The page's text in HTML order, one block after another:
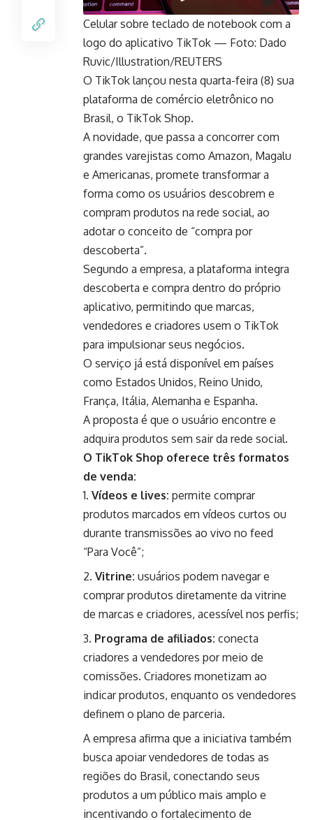
Celular sobre teclado de notebook com a
logo do aplicativo TikTok — Foto: Dado
Ruvic/Illustration/REUTERS
O TikTok lançou nesta quarta-feira (8) sua
plataforma de comércio eletrônico no
Brasil, o TikTok Shop.
A novidade, que passa a concorrer com
grandes varejistas como Amazon, Magalu
e Americanas, promete transformar a
forma como os usuários descobrem e
compram produtos na rede social, ao
adotar o conceito de “compra por
descoberta”.
Segundo a empresa, a plataforma integra
descoberta e compra dentro do próprio
aplicativo, permitindo que marcas,
vendedores e criadores usem o TikTok
para impulsionar seus negócios.
O serviço já está disponível em países
como Estados Unidos, Reino Unido,
França, Itália, Alemanha e Espanha.
A proposta é que o usuário encontre e
adquira produtos sem sair da rede social.
O TikTok Shop oferece três formatos
de venda:
Vídeos e lives: permite comprar
produtos marcados em vídeos curtos ou
durante transmissões ao vivo no feed
“Para Você”;
Vitrine: usuários podem navegar e
comprar produtos diretamente da vitrine
de marcas e criadores, acessível nos perfis;
Programa de afiliados: conecta
criadores a vendedores por meio de
comissões. Criadores monetizam ao
indicar produtos, enquanto os vendedores
definem o plano de parceria.
A empresa afirma que a iniciativa também
busca apoiar vendedores de todas as
regiões do Brasil, conectando seus
produtos a um público mais amplo e
incentivando o fortalecimento de